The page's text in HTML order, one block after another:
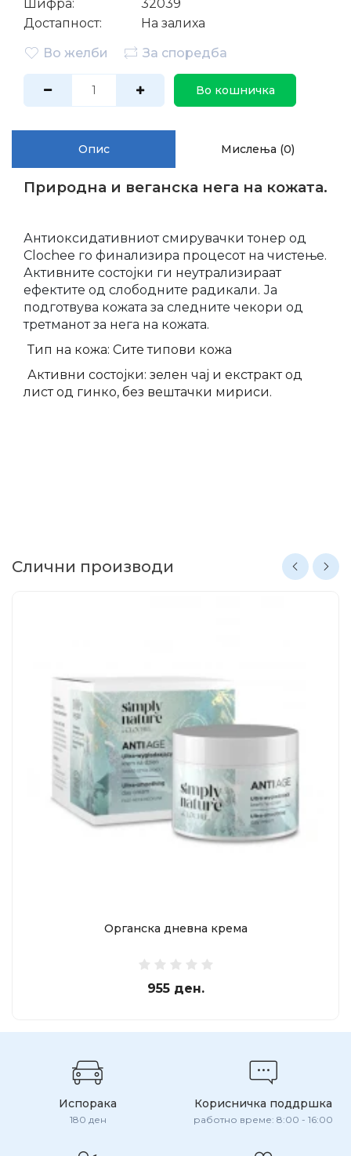
Шифра:
32039
Достапност:
На залиха
Во желби
За споредба
Во кошничка
Опис Мислења (0)
Природна и веганска нега на кожата.
Антиоксидативниот смирувачки тонер од
Clochee го финализира процесот на чистење.
Активните состојки ги неутрализираат
ефектите од слободните радикали. Ја
подготвува кожата за следните чекори од
третманот за нега на кожата.
Тип на кожа: Сите типови кожа
Активни состојки: зелен чај и екстракт од
лист од гинко, без вештачки мириси.
Слични производи
Oрганска дневна крема
955 ден.
Испорака
180 ден
Корисничка поддршка
работно време: 8:00 - 16:00